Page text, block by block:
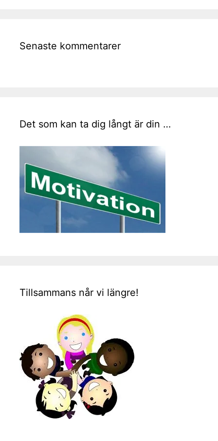
Senaste kommentarer
Det som kan ta dig långt är din …
Tillsammans når vi längre!